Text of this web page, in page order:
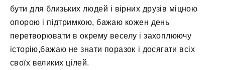
бути для близьких людей і вірних друзів міцною
опорою і підтримкою, бажаю кожен день
перетворювати в окрему веселу і захоплюючу
історію,бажаю не знати поразок і досягати всіх
своїх великих цілей.